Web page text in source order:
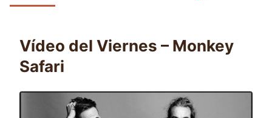
Vídeo del Viernes – Monkey
Safari